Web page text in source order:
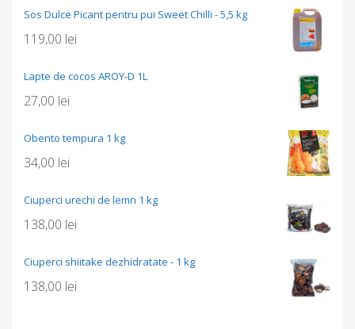
Sos Dulce Picant pentru pui Sweet Chilli - 5,5 kg
119,00 lei
Lapte de cocos AROY-D 1L
27,00 lei
Obento tempura 1 kg
34,00 lei
Ciuperci urechi de lemn 1 kg
138,00 lei
Ciuperci shiitake dezhidratate - 1 kg
138,00 lei